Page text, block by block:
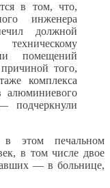
в том, что,
инженера
должной
помещений
того,
комплекса
алюминиевого
подчеркнули
этом печальном
в том числе двое
— в больнице,